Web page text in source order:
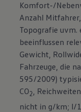
Komfort-/
Anzahl
Topografie uvm.
beeinflussen
Gewicht,
Fahrzeuge, die
595/2009)
CO2,
nicht in g/km; l/